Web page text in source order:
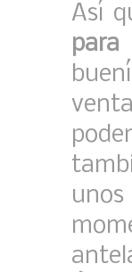
Así
para